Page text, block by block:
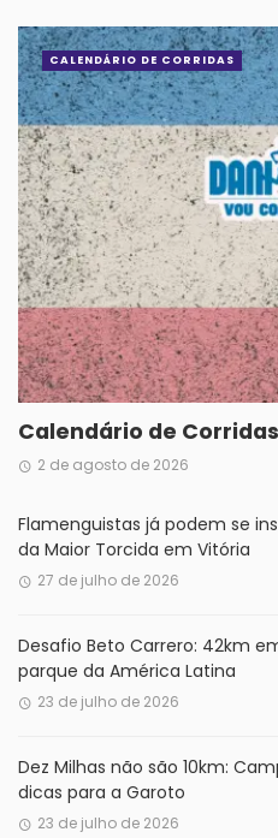
Calendário de
2 de agosto de 2026
CALENDÁRIO DE CORRIDAS
Flamenguistas já podem se
da Maior Torcida em Vitória
27 de julho de 2026
Desafio Beto Carrero: 42km
parque da América Latina
23 de julho de 2026
Dez Milhas não são 10km:
dicas para a Garoto
23 de julho de 2026